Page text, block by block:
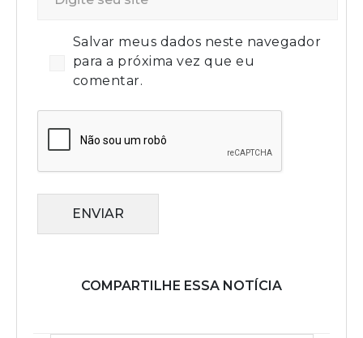
Salvar meus dados neste navegador
para a próxima vez que eu
comentar.
ENVIAR
COMPARTILHE ESSA NOTÍCIA